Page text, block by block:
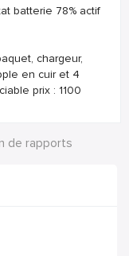
batterie 78% actif
chargeur,
en cuir et 4
prix : 1100
de rapports